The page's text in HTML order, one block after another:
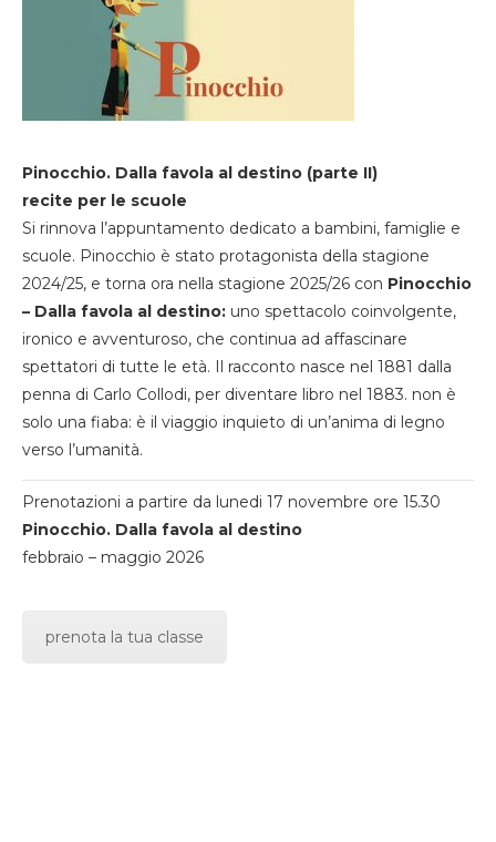
Pinocchio. Dalla favola al destino (parte II)
recite per le scuole
Si rinnova l’appuntamento dedicato a bambini, famiglie e
scuole. Pinocchio è stato protagonista della stagione
2024/25, e torna ora nella stagione 2025/26 con Pinocchio
– Dalla favola al destino: uno spettacolo coinvolgente,
ironico e avventuroso, che continua ad affascinare
spettatori di tutte le età. Il racconto nasce nel 1881 dalla
penna di Carlo Collodi, per diventare libro nel 1883. non è
solo una fiaba: è il viaggio inquieto di un’anima di legno
verso l’umanità.
Prenotazioni a partire da lunedi 17 novembre ore 15.30
Pinocchio. Dalla favola al destino
febbraio – maggio 2026
prenota la tua classe